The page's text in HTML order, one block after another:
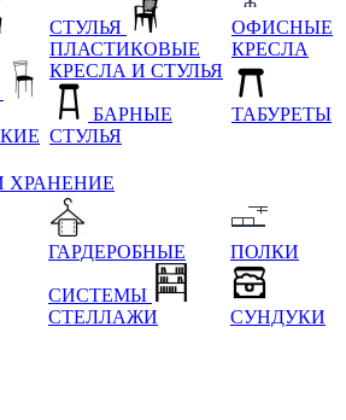
СТУЛЬЯ
ПЛАСТИКОВЫЕ
КРЕСЛА И СТУЛЬЯ
БАРНЫЕ
СТУЛЬЯ
ОФИСНЫЕ
КРЕСЛА
ТАБУРЕТЫ
ГАРДЕРОБНЫЕ
СИСТЕМЫ
СТЕЛЛАЖИ
ПОЛКИ
СУНДУКИ